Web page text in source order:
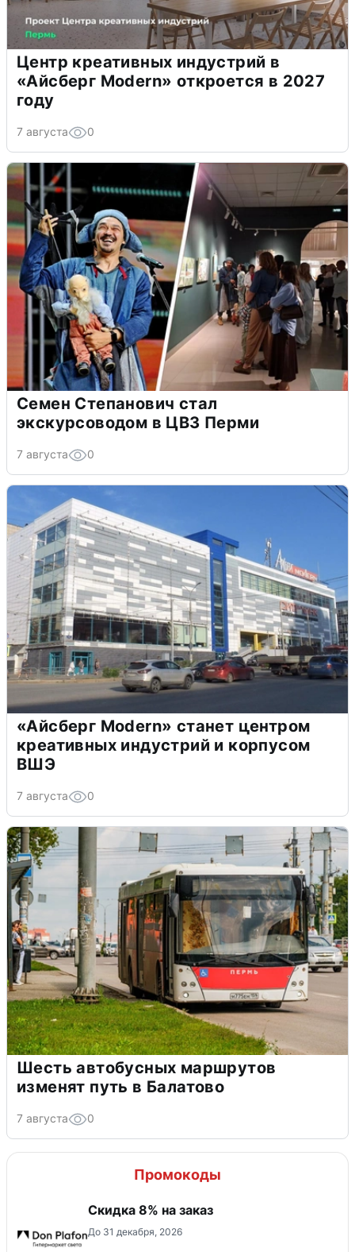
Центр креативных индустрий в
«Айсберг Modern» откроется в 2027
году
7 августа 0
Семен Степанович стал
экскурсоводом в ЦВЗ Перми
7 августа 0
«Айсберг Modern» станет центром
креативных индустрий и корпусом
ВШЭ
7 августа 0
Шесть автобусных маршрутов
изменят путь в Балатово
7 августа 0
Промокоды
Скидка 8% на заказ
До 31 декабря, 2026